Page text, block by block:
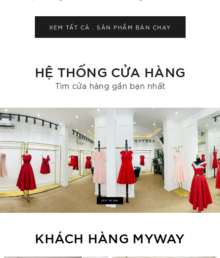
XEM TẤT CẢ . SẢN PHẨM BÁN CHẠY
HỆ THỐNG CỬA HÀNG
Tìm cửa hàng gần bạn nhất
KHÁCH HÀNG MYWAY